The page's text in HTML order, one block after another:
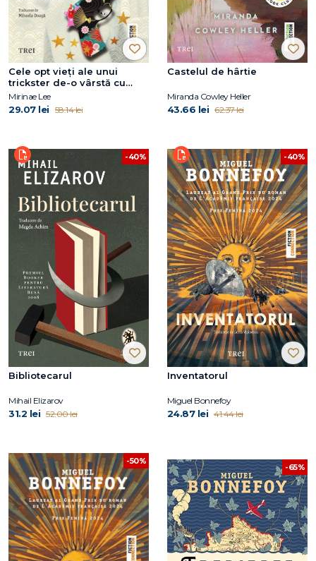
Cele opt vieți ale unui
trickster de-o vârstă cu
veacul
Mirinae Lee
29.07 lei 58.14 lei
Castelul de hârtie
Miranda Cowley Heller
43.66 lei 62.37 lei
-40%
Bibliotecarul
Mihail Elizarov
31.2 lei 52.00 lei
-40%
Inventatorul
Miguel Bonnefoy
24.87 lei 41.44 lei
-50%
-65%